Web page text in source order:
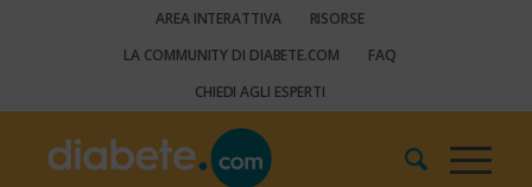
AREA INTERATTIVA
RISORSE
LA COMMUNITY DI DIABETE.COM
FAQ
CHIEDI AGLI ESPERTI